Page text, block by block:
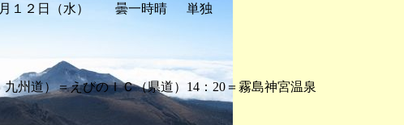
（水） 曇一時晴 単独
州道）＝えびのＩＣ（県道）14：20＝霧島神宮温泉